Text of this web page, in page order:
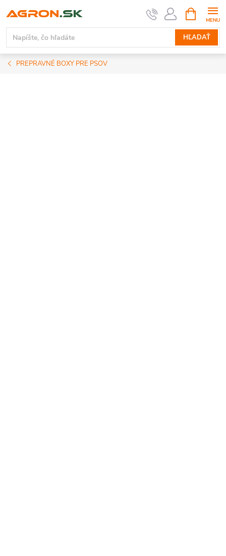
na
obsah
HĽADAŤ
KOŠÍK
PREPRAVNÉ BOXY PRE PSOV